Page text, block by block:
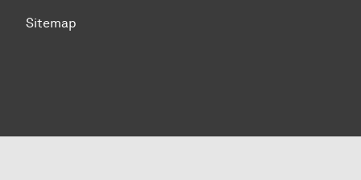
Sitemap